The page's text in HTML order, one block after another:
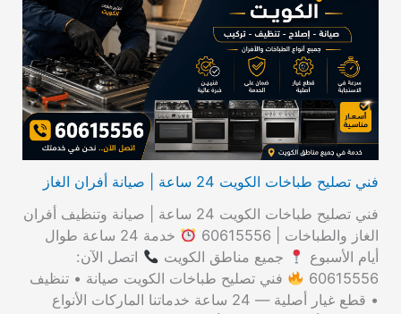
فني تصليح طباخات الكويت 24 ساعة | صيانة أفران الغاز
فني تصليح طباخات الكويت 24 ساعة | صيانة وتنظيف أفران
الغاز والطباخات | 60615556
خدمة 24 ساعة طوال
أيام الأسبوع
جميع مناطق الكويت
اتصل الآن:
60615556
فني تصليح طباخات الكويت صيانة • تنظيف
• قطع غيار أصلية — 24 ساعة خدماتنا الماركات الأنواع